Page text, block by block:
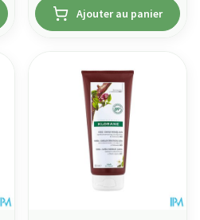
Ajouter au panier